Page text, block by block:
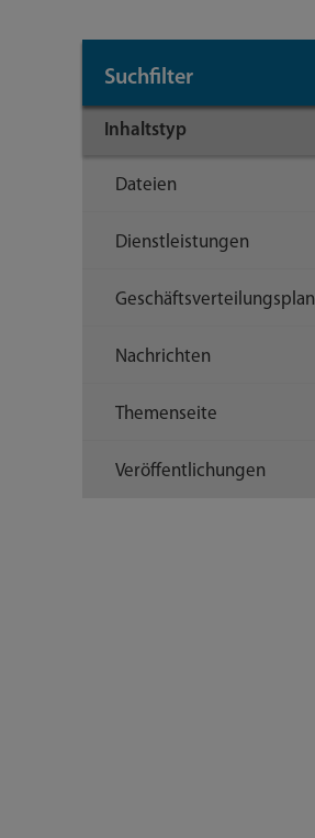
Suchfilter
Inhaltstyp
Dateien
Dienstleistungen
Geschäftsverteilungsplan
Nachrichten
Themenseite
Veröffentlichungen